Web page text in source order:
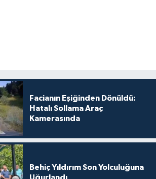
Facianın Eşiğinden Dönüldü:
Hatalı Sollama Araç
Kamerasında
Behiç Yıldırım Son Yolculuğuna
Uğurlandı